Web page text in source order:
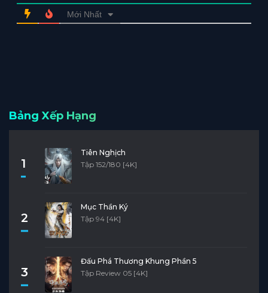
Mới Nhất
Bảng Xếp Hạng
1
Tiên Nghịch
Tập 152/180 [4K]
2
Mục Thần Ký
Tập 94 [4K]
3
Đấu Phá Thương Khung Phần 5
Tập Review 05 [4K]